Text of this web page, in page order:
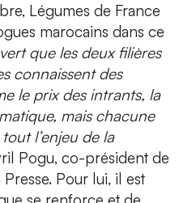
Légumes de France
marocains dans ce
que les deux filières
connaissent des
le prix des intrants, la
mais chacune
l’enjeu de la
Pogu, co-président de
Pour lui, il est